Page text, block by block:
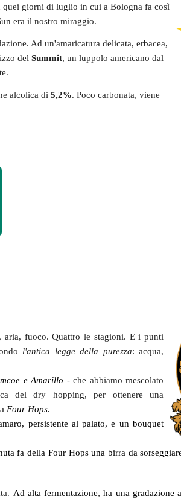
quei giorni di luglio in cui a Bologna fa così
era il nostro miraggio.
Ad un'amaricatura delicata, erbacea,
del Summit, un luppolo americano dal
alcolica di 5,2%. Poco carbonata, viene
aria, fuoco. Quattro le stagioni. E i punti
l'antica legge della purezza: acqua,
e Amarillo - che abbiamo mescolato
del dry hopping, per ottenere una
Four Hops.
persistente al palato, e un bouquet
fa della Four Hops una birra da
Ad alta fermentazione, ha una gradazione